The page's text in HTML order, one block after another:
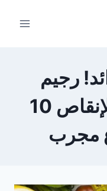
رجيم
رمضاني سحري لإنقاص 10
مجرب